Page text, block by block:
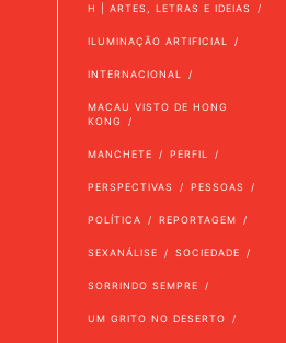
H | ARTES, LETRAS E IDEIAS
ILUMINAÇÃO ARTIFICIAL
INTERNACIONAL
MACAU VISTO DE HONG
KONG
MANCHETE PERFIL
PERSPECTIVAS PESSOAS
POLÍTICA REPORTAGEM
SEXANÁLISE SOCIEDADE
SORRINDO SEMPRE
UM GRITO NO DESERTO